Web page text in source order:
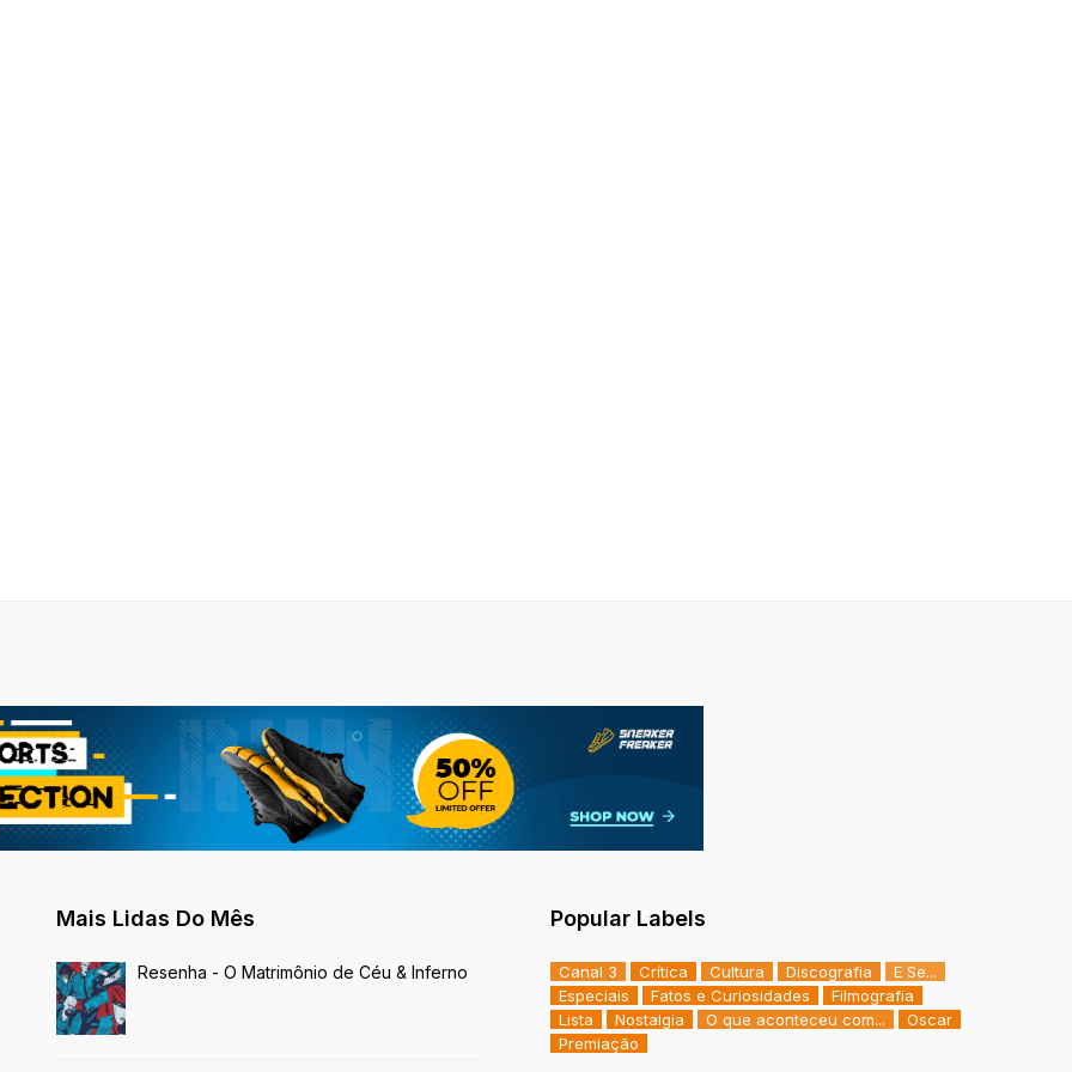
Mais Lidas Do Mês
Resenha - O Matrimônio de Céu & Inferno
Popular Labels
Canal 3 Crítica Cultura Discografia
E Se...
Especiais
Fatos e Curiosidades
Filmografia
Lista
Nostalgia O que aconteceu com...
Oscar
Premiação